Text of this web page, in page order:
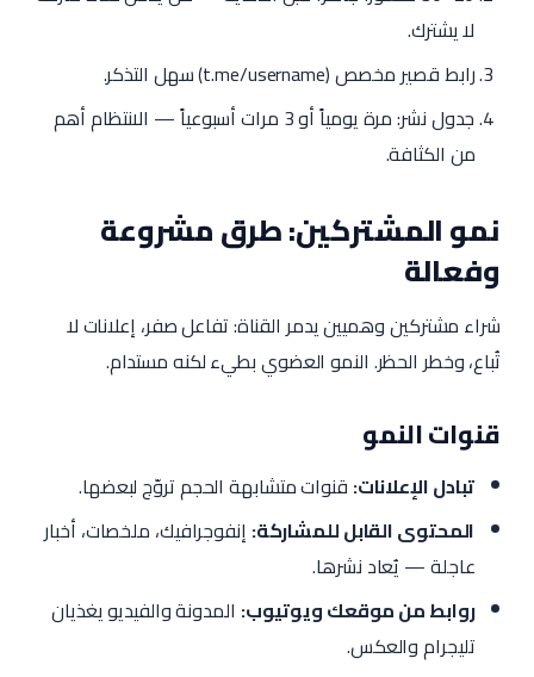
لا يشترك.
رابط قصير مخصص (t.me/username) سهل التذكر.
جدول نشر: مرة يومياً أو 3 مرات أسبوعياً — الانتظام أهم
من الكثافة.
نمو المشتركين: طرق مشروعة
وفعالة
شراء مشتركين وهميين يدمر القناة: تفاعل صفر، إعلانات لا
تُباع، وخطر الحظر. النمو العضوي بطيء لكنه مستدام.
قنوات النمو
تبادل الإعلانات: قنوات متشابهة الحجم تروّج لبعضها.
المحتوى القابل للمشاركة: إنفوجرافيك، ملخصات، أخبار
عاجلة — يُعاد نشرها.
روابط من موقعك ويوتيوب: المدونة والفيديو يغذيان
تليجرام والعكس.